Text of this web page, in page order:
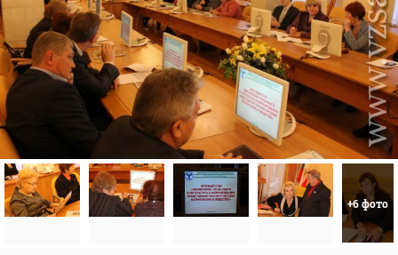
+6 фото